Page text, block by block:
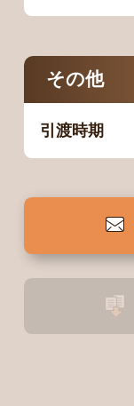
その他
引渡時期